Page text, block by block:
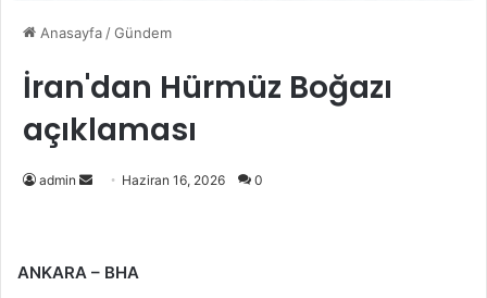
Anasayfa /Gündem
İran'dan Hürmüz Boğazı
açıklaması
admin
Bir
Haziran 16, 2026 0
ANKARA – BHA